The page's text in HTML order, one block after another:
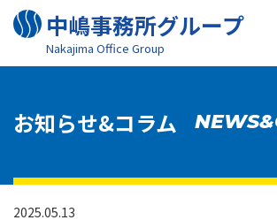
中嶋事務所グループ
Nakajima Oﬃce Group
お知らせ&コラム
2025.05.13